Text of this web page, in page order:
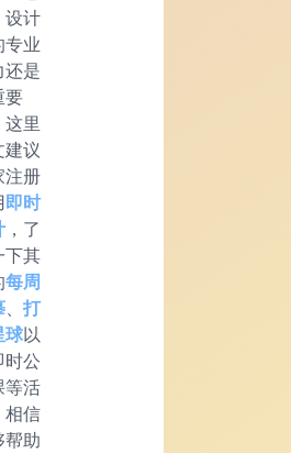
设计
专业
还是
要
这里
建议
注册
即时
，了
下其
每周
、 打
球以
时公
等活
相信
帮助